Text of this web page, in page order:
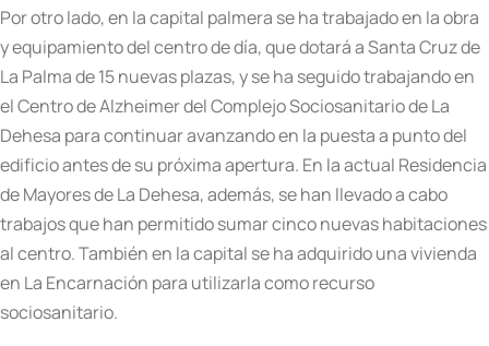
Por otro lado, en la capital palmera se ha trabajado en la obra
y equipamiento del centro de día, que dotará a Santa Cruz de
La Palma de 15 nuevas plazas, y se ha seguido trabajando en
el Centro de Alzheimer del Complejo Sociosanitario de La
Dehesa para continuar avanzando en la puesta a punto del
edificio antes de su próxima apertura. En la actual Residencia
de Mayores de La Dehesa, además, se han llevado a cabo
trabajos que han permitido sumar cinco nuevas habitaciones
al centro. También en la capital se ha adquirido una vivienda
en La Encarnación para utilizarla como recurso
sociosanitario.